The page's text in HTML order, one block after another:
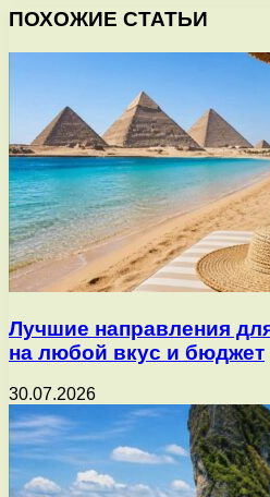
ПОХОЖИЕ СТАТЬИ
Лучшие направления
на любой вкус и бюджет
30.07.2026